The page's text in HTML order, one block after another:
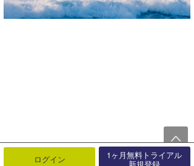
ログイン 1ヶ月無料トライアル